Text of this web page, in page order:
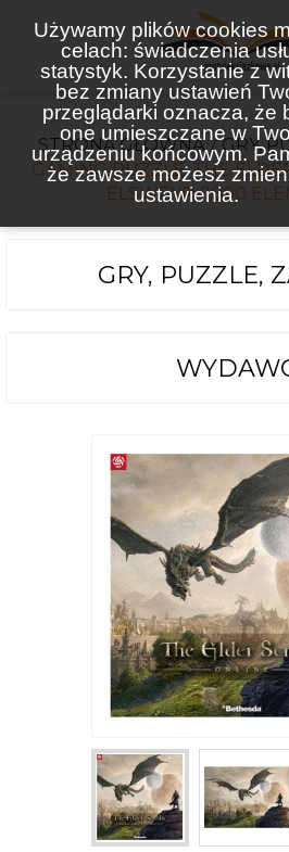
Używamy plików cookies
celach: świadczenia
statystyk. Korzystanie z
bez zmiany ustawień
przeglądarki oznacza, że
one umieszczane w
urządzeniu końcowym.
że zawsze możesz
ustawienia.
STRONA GŁÓWNA
GRY,
GAMING PUZZLE: THE
ELSWEYR (1000
GRY, PUZZLE,